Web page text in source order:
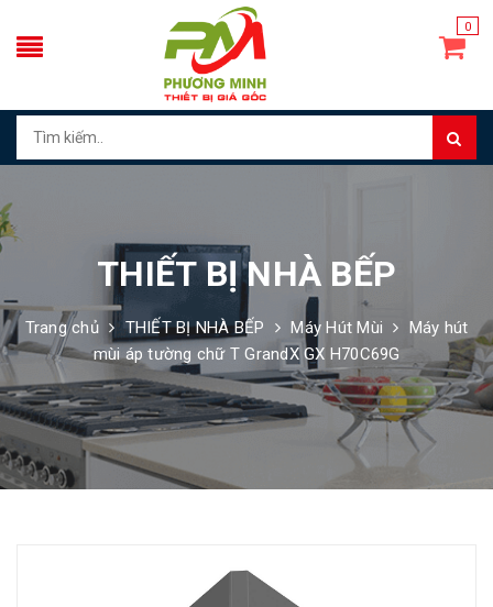
0
THIẾT BỊ NHÀ BẾP
Trang chủ THIẾT BỊ NHÀ BẾP Máy Hút Mùi
Máy hút
mùi áp tường chữ T GrandX GX H70C69G